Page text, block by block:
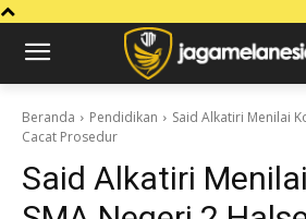
Beranda Pendidikan
Said Alkatiri Menilai
Cacat Prosedur
Said Alkatiri